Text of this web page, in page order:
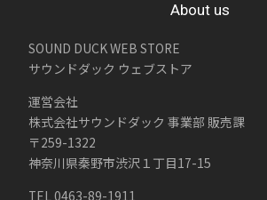
About us
SOUND DUCK WEB STORE
サウンドダック ウェブストア
運営会社
株式会社サウンドダック 事業部 販売課
〒259-1322
神奈川県秦野市渋沢１丁目17-15
TEL 0463-89-1911